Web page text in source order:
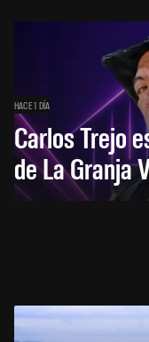
HACE 1 DÍA
Carlos Trejo
de La Granja